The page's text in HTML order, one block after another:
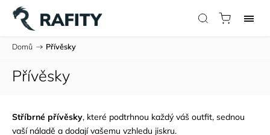
Domů / Přívěsky
Přívěsky
Stříbrné přívěsky, které podtrhnou každý váš outfit, sednou
vaší náladě a dodají vašemu vzhledu jiskru.